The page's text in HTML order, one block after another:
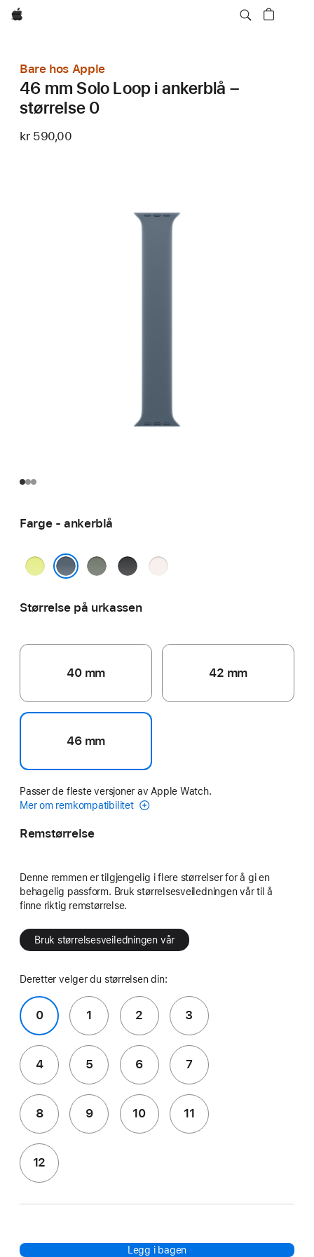
Apple
Bare hos Apple
46 mm Solo Loop i ankerblå –
størrelse 0
kr 590,00
Farge - ankerblå
neongul grønngrå
svart
svak
Størrelse på urkassen
40 mm 42 mm
46 mm
Passer de fleste versjoner av Apple Watch.
Mer om remkompatibilitet
Remstørrelse
Denne remmen er tilgjengelig i flere størrelser for å gi en
behagelig passform. Bruk størrelsesveiledningen vår til å
finne riktig remstørrelse.
Bruk størrelsesveiledningen vår
Deretter velger du størrelsen din:
0 1 2 3
4 5 6 7
8 9 10 11
12
Legg i bagen